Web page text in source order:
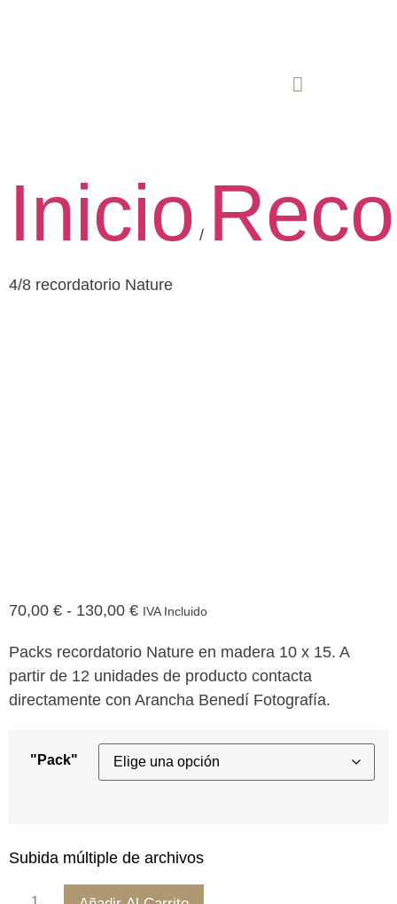
Inicio /
4/8 recordatorio Nature
70,00 € - 130,00 € IVA Incluido
Packs recordatorio Nature en madera 10 x 15. A
partir de 12 unidades de producto contacta
directamente con Arancha Benedí Fotografía.
"Pack"
Subida múltiple de archivos